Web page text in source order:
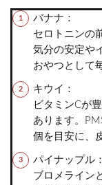
バナナ：
セロトニンの
気分の安定や
おやつとして
キウイ：
ビタミンCが
あります。
個を目安に、
パイナップル：
ブロメライン